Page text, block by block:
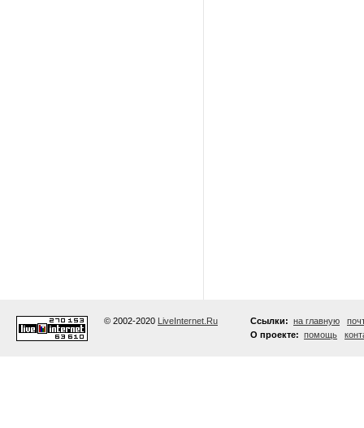
© 2002-2020 LiveInternet.Ru Ссылки: на главную
О проекте: помощь